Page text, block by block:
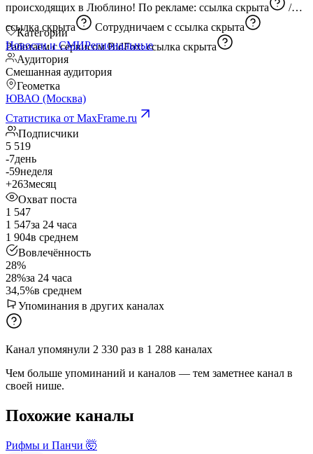
происходящих в Люблино! По рекламе: ссылка скрыта
/
ссылка скрыта
Сотрудничаем с ссылка скрыта
Работаем с сервисом BidFox:ссылка скрыта
Категории
Новости и СМИРегиональные
Аудитория
Смешанная аудитория
Геометка
ЮВАО (Москва)
Статистика от MaxFrame.ru
Подписчики
5 519
-7день
-59неделя
+263месяц
Охват поста
1 547
1 547за 24 часа
1 904в среднем
Вовлечённость
28%
28%за 24 часа
34,5%в среднем
Упоминания в других каналах
Канал упомянули 2 330 раз в 1 288 каналах
Чем больше упоминаний и каналов — тем заметнее канал в
своей нише.
Похожие каналы
Рифмы и Панчи 🤯